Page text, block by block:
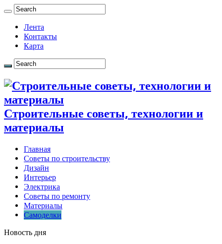
Лента
Контакты
Карта
Строительные советы, технологии и
материалы
Главная
Советы по строительству
Дизайн
Интерьер
Электрика
Советы по ремонту
Материалы
Самоделки
Новость дня